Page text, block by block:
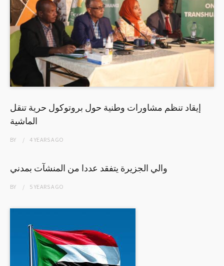
إيقاد تنظم مشاورات وطنية حول بروتوكول حرية تنقل
الماشية
BY 4 YEARSAGO
والي الجزيرة يتفقد عددا من المنشآت بمدني
BY 5 YEARSAGO